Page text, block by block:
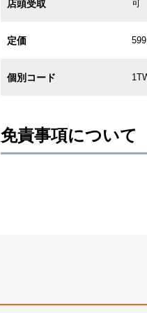
店頭受取 可
定価
個別コード
免責事項について
※当店では店頭販売も行っており